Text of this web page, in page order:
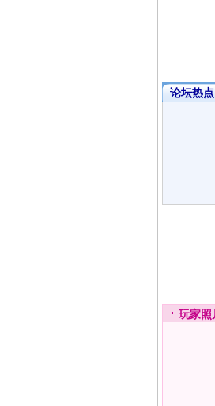
论坛热点
玩家照